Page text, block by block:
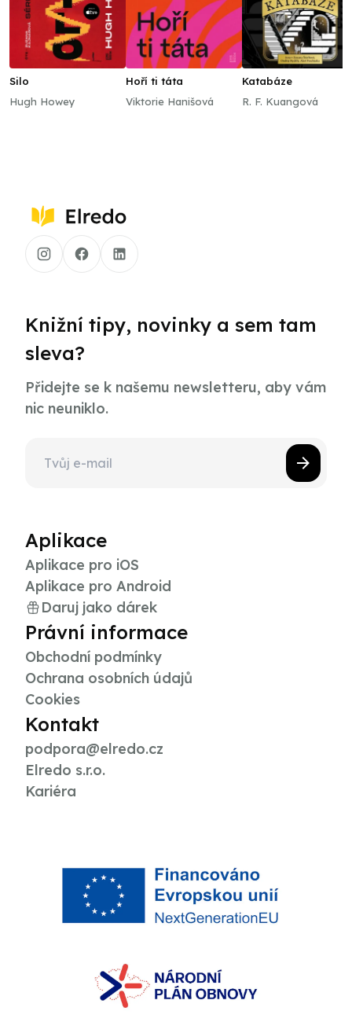
Silo
Hugh Howey
Hoří ti táta
Viktorie Hanišová
Katabáze
R. F. Kuangová
Knižní tipy, novinky a sem tam
sleva?
Přidejte se k našemu newsletteru, aby vám
nic neuniklo.
Aplikace
Aplikace pro iOS
Aplikace pro Android
Daruj jako dárek
Právní informace
Obchodní podmínky
Ochrana osobních údajů
Cookies
Kontakt
podpora@elredo.cz
Elredo s.r.o.
Kariéra